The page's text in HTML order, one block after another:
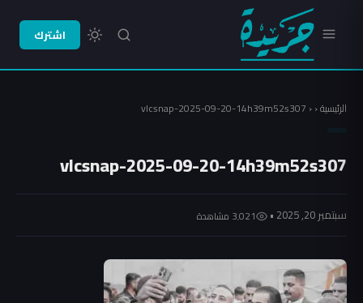
اشترك
الرئيسية‹
‹
vlcsnap-2025-09-20-14h39m52s307
vlcsnap-2025-09-20-14h39m52s307
سبتمبر 20, 2025 • 3٬021 مشاهدة